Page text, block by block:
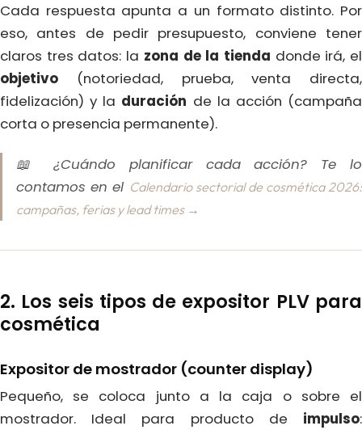
Cada respuesta apunta a un formato distinto. Por
eso, antes de pedir presupuesto, conviene tener
claros tres datos: la zona de la tienda donde irá, el
objetivo (notoriedad, prueba, venta directa,
fidelización) y la duración de la acción (campaña
corta o presencia permanente).
📖 ¿Cuándo planificar cada acción? Te lo
contamos en el Calendario sectorial de cosmética 2026:
campañas, ferias y lead times →
2. Los seis tipos de expositor PLV para
cosmética
Expositor de mostrador (counter display)
Pequeño, se coloca junto a la caja o sobre el
mostrador. Ideal para producto de impulso: